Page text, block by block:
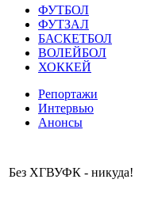
ФУТБОЛ
ФУТЗАЛ
БАСКЕТБОЛ
ВОЛЕЙБОЛ
ХОККЕЙ
Репортажи
Интервью
Анонсы
Без ХГВУФК - никуда!